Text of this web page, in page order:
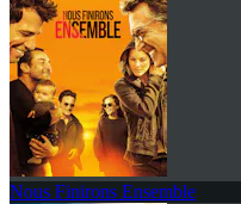
Nous Finirons Ensemble